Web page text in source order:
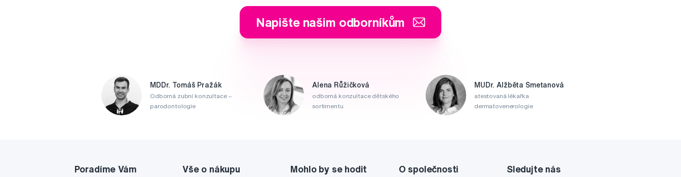
Napište našim odborníkům
MDDr. Tomáš Pražák
Odborná zubní konzultace –
parodontologie
Alena Růžičková
odborná konzultace dětského
sortimentu
MUDr. Alžběta Smetanová
atestovaná lékařka
dermatovenerologie
Sledujte nás
Poradíme Vám Vše o nákupu Mohlo by se hodit O společnosti